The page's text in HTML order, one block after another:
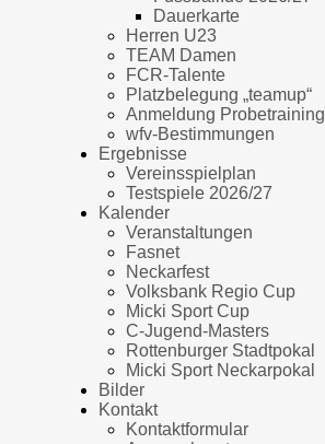
Dauerkarte
Herren U23
TEAM Damen
FCR-Talente
Platzbelegung „teamup“
Anmeldung Probetraining
wfv-Bestimmungen
Ergebnisse
Vereinsspielplan
Testspiele 2026/27
Kalender
Veranstaltungen
Fasnet
Neckarfest
Volksbank Regio Cup
Micki Sport Cup
C-Jugend-Masters
Rottenburger Stadtpokal
Micki Sport Neckarpokal
Bilder
Kontakt
Kontaktformular